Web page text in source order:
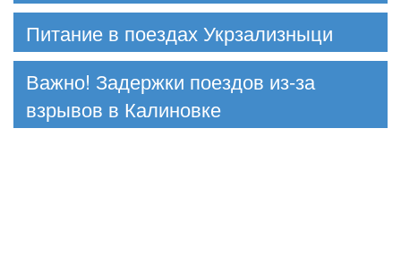
Питание в поездах Укрзализныци
Важно! Задержки поездов из-за
взрывов в Калиновке